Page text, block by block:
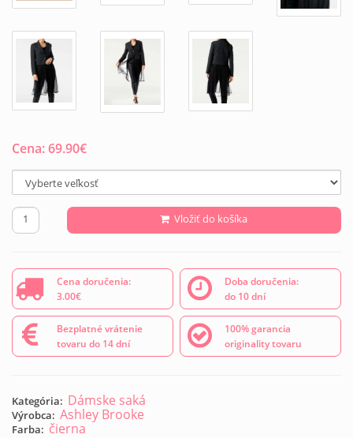
Cena:69.90€
Vložiť do košíka
Cena doručenia:
3.00€
Doba doručenia:
do 10 dní
Bezplatné vrátenie
tovaru do 14 dní
100% garancia
originality tovaru
Kategória: Dámske saká
Výrobca: Ashley Brooke
Farba: čierna